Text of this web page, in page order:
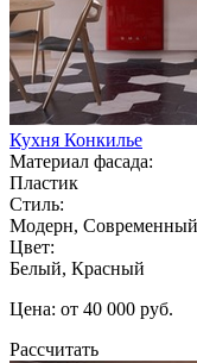
Кухня Конкилье
Материал фасада:
Пластик
Стиль:
Модерн, Современный
Цвет:
Белый, Красный
Цена: от 40 000 руб.
Рассчитать